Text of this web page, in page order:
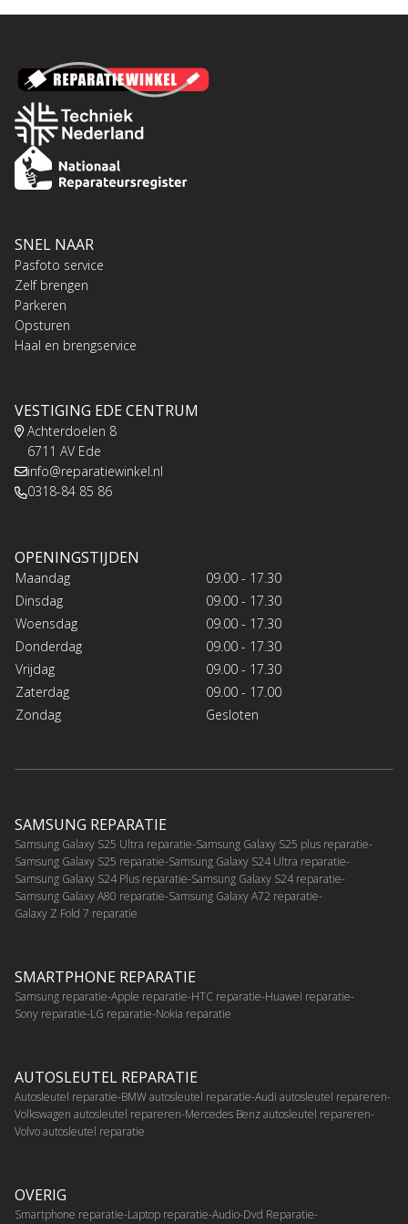
SNEL NAAR
Pasfoto service
Zelf brengen
Parkeren
Opsturen
Haal en brengservice
VESTIGING EDE CENTRUM
Achterdoelen 8
6711 AV Ede
info@reparatiewinkel.nl
0318-84 85 86
OPENINGSTIJDEN
Maandag
09.00 - 17.30
Dinsdag
09.00 - 17.30
Woensdag
09.00 - 17.30
Donderdag
09.00 - 17.30
Vrijdag
09.00 - 17.30
Zaterdag
09.00 - 17.00
Zondag
Gesloten
SAMSUNG REPARATIE
Samsung Galaxy S25 Ultra reparatie Samsung Galaxy S25 plus reparatie
Samsung Galaxy S25 reparatie Samsung Galaxy S24 Ultra reparatie
Samsung Galaxy S24 Plus reparatie Samsung Galaxy S24 reparatie
Samsung Galaxy A80 reparatie Samsung Galaxy A72 reparatie
Galaxy Z Fold 7 reparatie
SMARTPHONE REPARATIE
Samsung reparatie Apple reparatie HTC reparatie Huawei reparatie
Sony reparatie LG reparatie Nokia reparatie
AUTOSLEUTEL REPARATIE
Autosleutel reparatie BMW autosleutel reparatie Audi autosleutel repareren
Volkswagen autosleutel repareren Mercedes Benz autosleutel repareren
Volvo autosleutel reparatie
OVERIG
Smartphone reparatie Laptop reparatie Audio-Dvd Reparatie